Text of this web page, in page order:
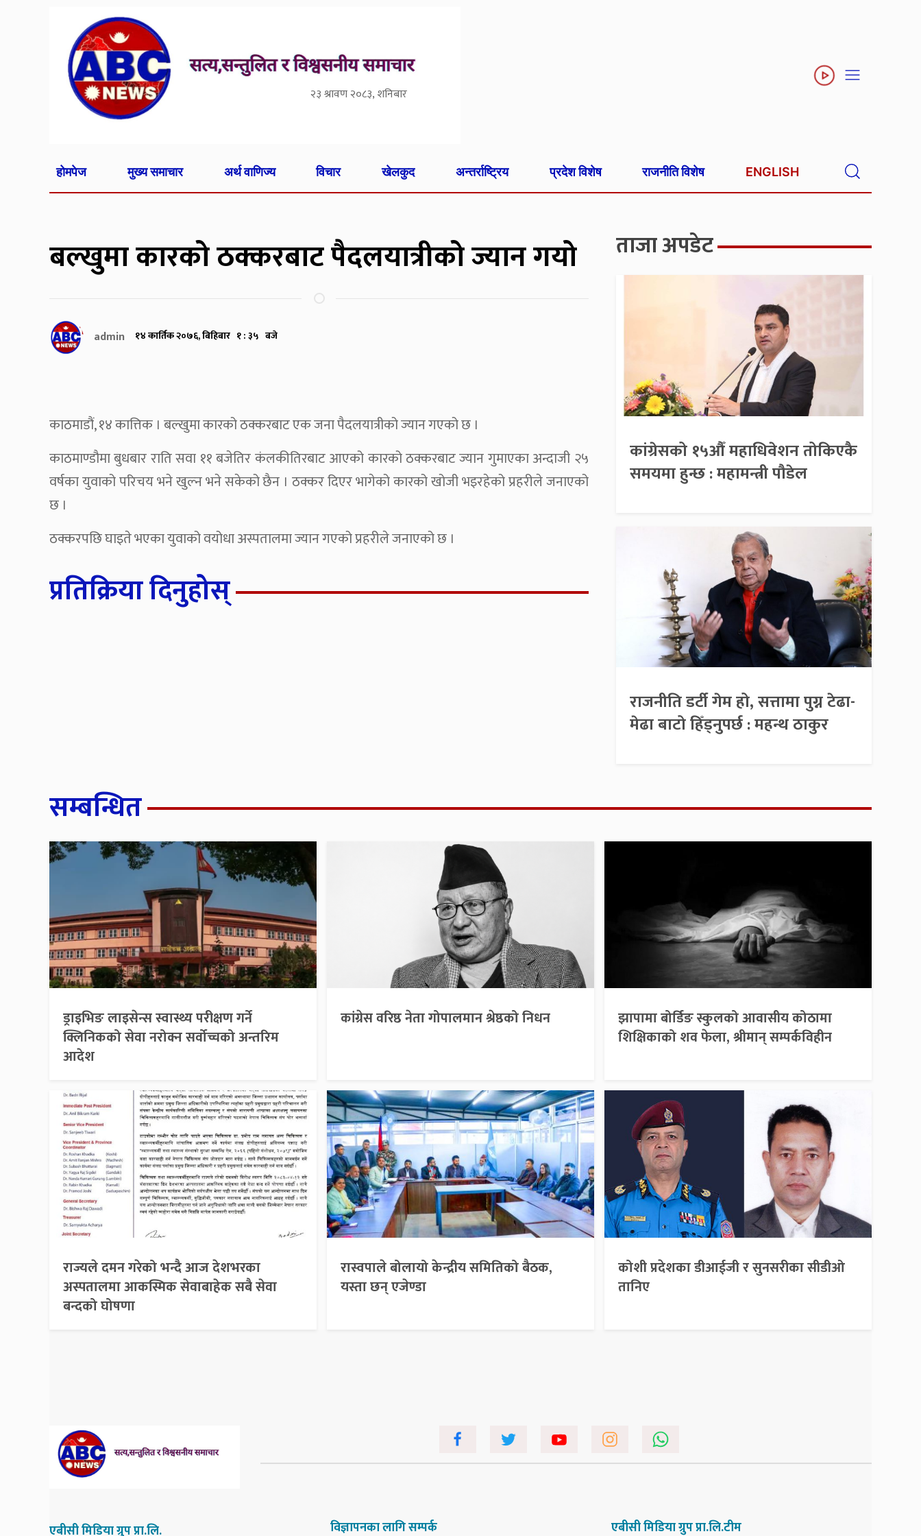
२३ श्रावण २०८३, शनिबार
होमपेज मुख्य समाचार अर्थ वाणिज्य विचार खेलकुद अन्तर्राष्ट्रिय प्रदेश विशेष राजनीति विशेष ENGLISH
बल्खुमा कारको ठक्करबाट पैदलयात्रीको ज्यान गयाे
admin १४ कार्तिक २०७६, बिहिबार १ : ३५ बजे
काठमाडौं, १४ कात्तिक । बल्खुमा कारको ठक्करबाट एक जना पैदलयात्रीको ज्यान गएको छ ।
काठमाण्डौमा बुधबार राति सवा ११ बजेतिर कंलकीतिरबाट आएको कारको ठक्करबाट ज्यान गुमाएका अन्दाजी २५
वर्षका युवाको परिचय भने खुल्न भने सकेको छैन । ठक्कर दिएर भागेको कारको खोजी भइरहेको प्रहरीले जनाएको
छ ।
ठक्करपछि घाइते भएका युवाको वयोधा अस्पतालमा ज्यान गएको प्रहरीले जनाएको छ ।
प्रतिक्रिया दिनुहोस्
ताजा अपडेट
कांग्रेसको १५औँ महाधिवेशन तोकिएकै
समयमा हुन्छ : महामन्त्री पौडेल
राजनीति डर्टी गेम हो, सत्तामा पुग्न टेढा-
मेढा बाटो हिँड्नुपर्छ : महन्थ ठाकुर
सम्बन्धित
ड्राइभिङ लाइसेन्स स्वास्थ्य परीक्षण गर्ने
क्लिनिकको सेवा नरोक्न सर्वोच्चको अन्तरिम
आदेश
कांग्रेस वरिष्ठ नेता गोपालमान श्रेष्ठको निधन
झापामा बोर्डिङ स्कुलको आवासीय कोठामा
शिक्षिकाको शव फेला, श्रीमान् सम्पर्कविहीन
राज्यले दमन गरेको भन्दै आज देशभरका
अस्पतालमा आकस्मिक सेवाबाहेक सबै सेवा
बन्दको घोषणा
रास्वपाले बोलायो केन्द्रीय समितिको बैठक,
यस्ता छन् एजेण्डा
कोशी प्रदेशका डीआईजी र सुनसरीका सीडीओ
तानिए
एबीसी मिडिया ग्रुप प्रा.लि. विज्ञापनका लागि सम्पर्क एबीसी मिडिया ग्रुप प्रा.लि.टीम